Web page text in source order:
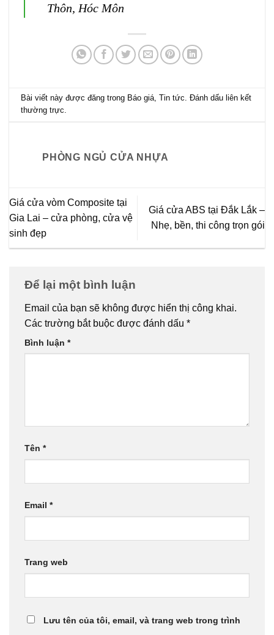
Thôn, Hóc Môn
Bài viết này được đăng trong Báo giá,Tin tức. Đánh dấu liên kết
thường trực.
PHÒNG NGỦ CỬA NHỰA
Giá cửa vòm Composite tại
Gia Lai – cửa phòng, cửa vệ
sinh đẹp
Giá cửa ABS tại Đắk Lắk –
Nhẹ, bền, thi công trọn gói
Để lại một bình luận
Email của bạn sẽ không được hiển thị công khai.
Các trường bắt buộc được đánh dấu *
Bình luận *
Tên *
Email *
Trang web
Lưu tên của tôi, email, và trang web trong trình